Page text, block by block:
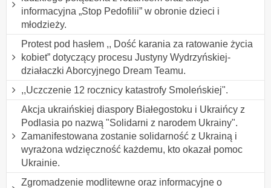
informacyjna „Stop Pedofilii” w obronie dzieci i
młodzieży.
Protest pod hasłem ,, Dość karania za ratowanie życia
kobiet” dotyczący procesu Justyny Wydrzyńskiej-
działaczki Aborcyjnego Dream Teamu.
,,Uczczenie 12 rocznicy katastrofy Smoleńskiej".
Akcja ukraińskiej diaspory Białegostoku i Ukraińcy z
Podlasia po nazwą "Solidarni z narodem Ukrainy".
Zamanifestowana zostanie solidarność z Ukrainą i
wyrażona wdzięczność każdemu, kto okazał pomoc
Ukrainie.
Zgromadzenie modlitewne oraz informacyjne o